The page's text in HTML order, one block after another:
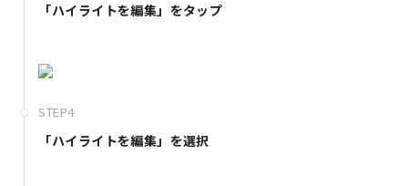
「ハイライトを編集」をタップ
STEP4
「ハイライトを編集」を選択